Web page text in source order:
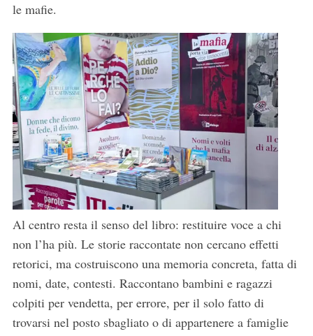
le mafie.
Al centro resta il senso del libro: restituire voce a chi
non l’ha più. Le storie raccontate non cercano effetti
retorici, ma costruiscono una memoria concreta, fatta di
nomi, date, contesti. Raccontano bambini e ragazzi
colpiti per vendetta, per errore, per il solo fatto di
trovarsi nel posto sbagliato o di appartenere a famiglie